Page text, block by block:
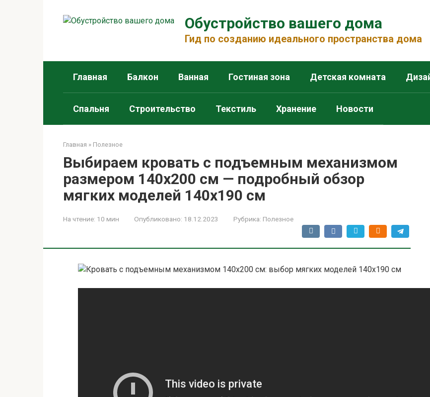
Обустройство вашего дома
Гид по созданию идеального пространства дома
Главная Балкон Ванная Гостиная зона Детская комната
Спальня Строительство Текстиль Хранение Новости
Главная » Полезное
Выбираем кровать с подъемным механизмом
размером 140х200 см — подробный обзор
мягких моделей 140х190 см
На чтение: 10 мин Опубликовано: 18.12.2023 Рубрика: Полезное